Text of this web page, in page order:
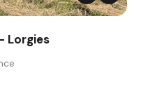
Lorgies